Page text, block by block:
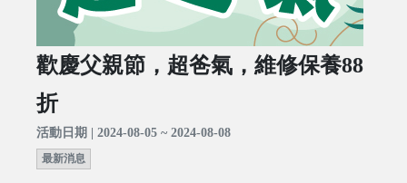
歡慶父親節，超爸氣，維修保養88
折
活動日期 | 2024-08-05 ~ 2024-08-08
最新消息